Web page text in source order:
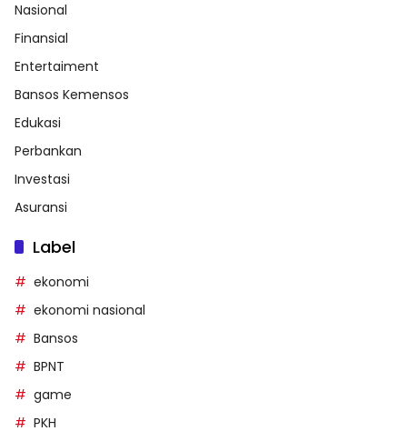
Nasional
Finansial
Entertaiment
Bansos Kemensos
Edukasi
Perbankan
Investasi
Asuransi
Label
ekonomi
ekonomi nasional
Bansos
BPNT
game
PKH